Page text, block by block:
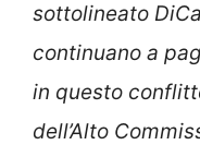
sottolineato
continuano a
in questo
dell’Alto